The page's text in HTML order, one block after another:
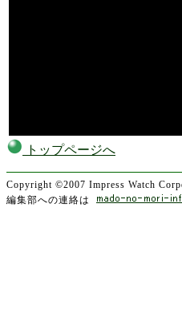
トップページへ
Copyright ©2007 Impress Watch
編集部への連絡は